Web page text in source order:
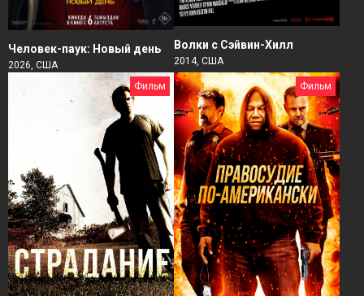
Человек-паук: Новый день
2026, США
Волки с Сэйвин-Хилл
2014, США
Фильм Фильм